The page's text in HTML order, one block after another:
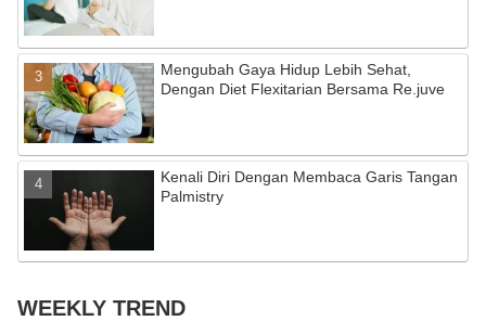
a
n
n
el
Mengubah Gaya Hidup Lebih Sehat,
Dengan Diet Flexitarian Bersama Re.juve
Kenali Diri Dengan Membaca Garis Tangan
Palmistry
WEEKLY TREND